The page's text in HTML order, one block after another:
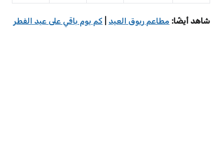
شاهد أيضًا: مطاعم ريوق العيد كم يوم باقي على عيد الفطر